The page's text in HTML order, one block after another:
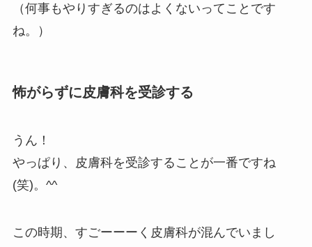
（何事もやりすぎるのはよくないってことです
ね。）
怖がらずに皮膚科を受診する
うん！
やっぱり、皮膚科を受診することが一番ですね
(笑)。^^
この時期、すごーーーく皮膚科が混んでいまし